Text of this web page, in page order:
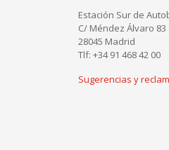
Estación Sur de
C/ Méndez Álvaro 83
28045 Madrid
Tlf: +34 91 468 42 00
Sugerencias y